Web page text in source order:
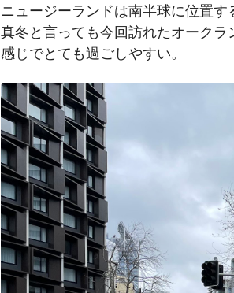
ニュージーランドは南半球に位置す
真冬と言っても今回訪れたオーク
感じでとても過ごしやすい。